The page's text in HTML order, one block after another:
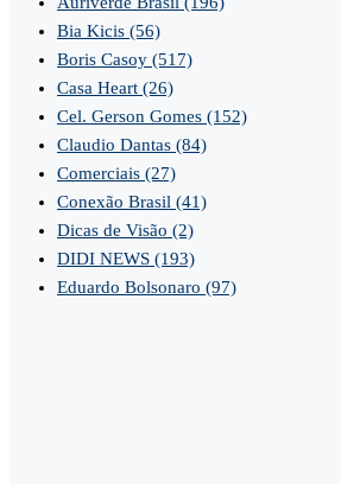
Bia Kicis (56)
Boris Casoy (517)
Casa Heart (26)
Cel. Gerson Gomes (152)
Claudio Dantas (84)
Comerciais (27)
Conexão Brasil (41)
Dicas de Visão (2)
DIDI NEWS (193)
Eduardo Bolsonaro (97)